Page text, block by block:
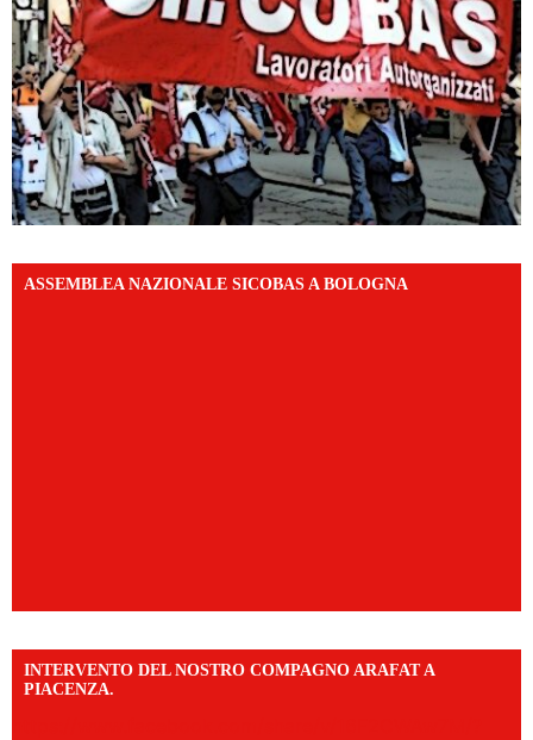
ASSEMBLEA NAZIONALE SICOBAS A BOLOGNA
INTERVENTO DEL NOSTRO COMPAGNO ARAFAT A
PIACENZA.